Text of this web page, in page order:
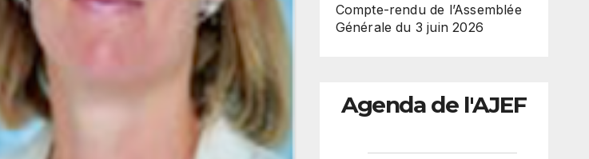
Compte-rendu de l’Assemblée
Générale du 3 juin 2026
Agenda de l'AJEF